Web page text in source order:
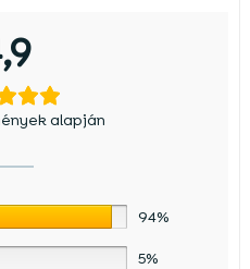
alapján
94%
5%